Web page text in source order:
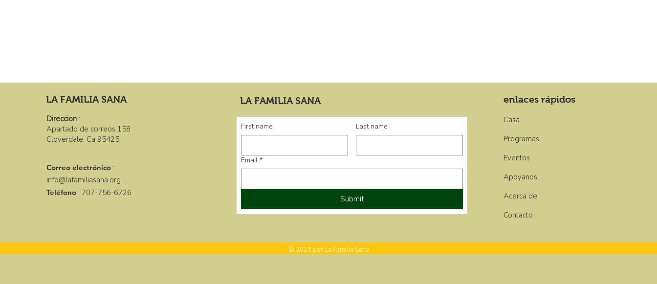
LA FAMILIA SANA
Direccion :
Apartado de correos 158
Cloverdale. Ca 95425
Correo electrónico :
info@lafamiliasana.org
Teléfono : 707-756-6726
LA FAMILIA SANA
First name Last name
Email *
Submit
enlaces rápidos
Casa
Programas
Eventos
Apoyanos
Acerca de
Contacto
© 2021 por La Familia Sana